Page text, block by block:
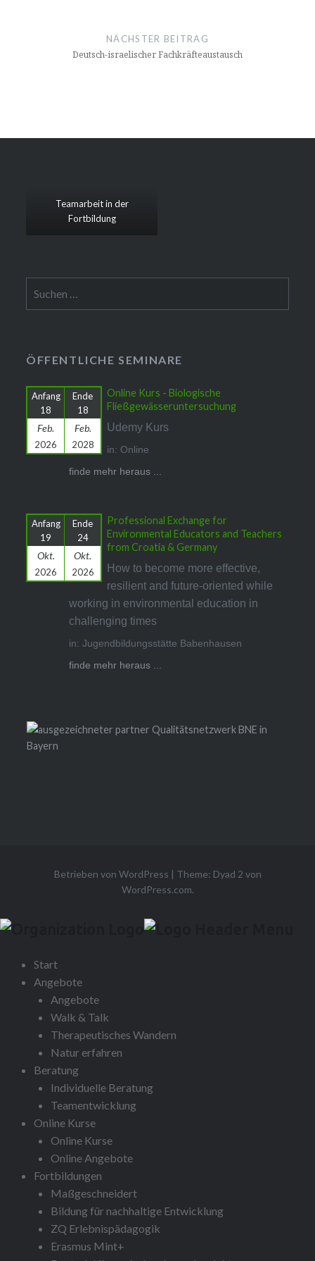
NÄCHSTER BEITRAG
Deutsch-israelischer Fachkräfteaustausch
Teamarbeit in der
Fortbildung
nach:
ÖFFENTLICHE SEMINARE
Anfang
18
Feb.
2026
Ende
18
Feb.
2028
Online Kurs - Biologische
Fließgewässeruntersuchung
Udemy Kurs
in: Online
finde mehr heraus ...
Anfang
19
Okt.
2026
Ende
24
Okt.
2026
Professional Exchange for
Environmental Educators and Teachers
from Croatia & Germany
How to become more effective,
resilient and future-oriented while
working in environmental education in
challenging times
in: Jugendbildungsstätte Babenhausen
finde mehr heraus ...
Betrieben von WordPress | Theme: Dyad 2 von
WordPress.com.
Start
Angebote
Angebote
Walk & Talk
Therapeutisches Wandern
Natur erfahren
Beratung
Individuelle Beratung
Teamentwicklung
Online Kurse
Online Kurse
Online Angebote
Fortbildungen
Maßgeschneidert
Bildung für nachhaltige Entwicklung
ZQ Erlebnispädagogik
Erasmus Mint+